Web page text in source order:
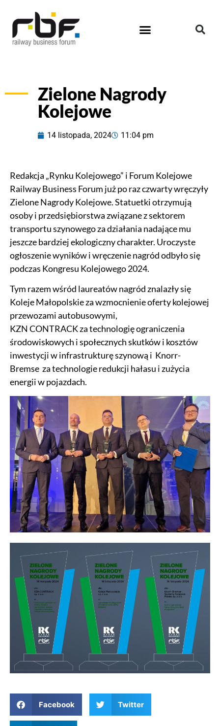
Zielone Nagrody
Kolejowe
14 listopada, 2024 11:04 pm
Redakcja „Rynku Kolejowego” i Forum Kolejowe
Railway Business Forum już po raz czwarty wręczyły
Zielone Nagrody Kolejowe. Statuetki otrzymują
osoby i przedsiębiorstwa związane z sektorem
transportu szynowego za działania nadające mu
jeszcze bardziej ekologiczny charakter. Uroczyste
ogłoszenie wyników i wręczenie nagród odbyło się
podczas Kongresu Kolejowego 2024.
Tym razem wśród laureatów nagród znalazły się
Koleje Małopolskie za wzmocnienie oferty kolejowej
przewozami autobusowymi,
KZN CONTRACK za technologię ograniczenia
środowiskowych i społecznych skutków i kosztów
inwestycji w infrastrukturę szynową i Knorr-
Bremse za technologie redukcji hałasu i zużycia
energii w pojazdach.
Facebook Twitter